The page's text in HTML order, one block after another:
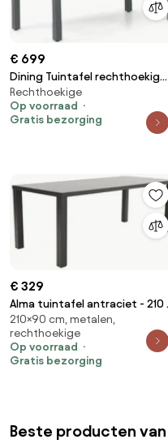
€ 699
Dining Tuintafel rechthoekig
180 x 90 cm Grijs Santika Yoko
Rechthoekige
Op voorraad
Gratis bezorging
€ 329
Alma tuintafel antraciet - 210
90 cm.
210×90 cm, metalen,
rechthoekige
Op voorraad
Gratis bezorging
Beste producten